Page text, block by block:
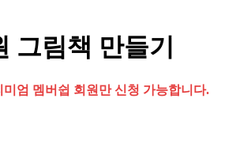
그림책 만들기
미엄 멤버쉽 회원만 신청 가능합니다.